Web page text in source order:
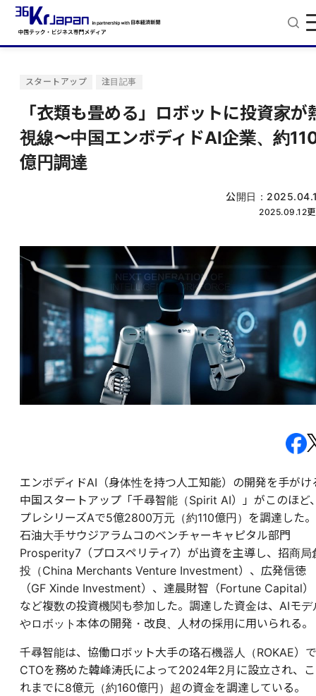
スタートアップ 注目記事
「衣類も畳める」ロボットに投資家が
視線〜中国エンボディドAI企業、約
億円調達
公開日：
2025.09.12
エンボディドAI（身体性を持つ人工知能）の開発を手がけ
中国スタートアップ「千尋智能（Spirit AI）」がこのほど
プレシリーズAで5億2800万元（約110億円）を調達した。
石油大手サウジアラムコのベンチャーキャピタル部門
Prosperity7（プロスペリティ7）が出資を主導し、招商局
投（China Merchants Venture Investment）、広発信徳
（GF Xinde Investment）、達晨財智（Fortune Capital）
など複数の投資機関も参加した。調達した資金は、AIモデ
やロボット本体の開発・改良、人材の採用に用いられる。
千尋智能は、協働ロボット大手の珞石機器人（ROKAE）で
CTOを務めた韓峰涛氏によって2024年2月に設立され、こ
れまでに8億元（約160億円）超の資金を調達している。